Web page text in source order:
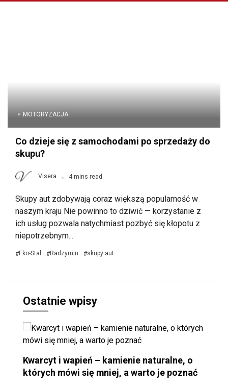
MOTORYZACJA
Co dzieje się z samochodami po sprzedaży do
skupu?
Visera 4 mins read
Skupy aut zdobywają coraz większą popularność w
naszym kraju Nie powinno to dziwić — korzystanie z
ich usług pozwala natychmiast pozbyć się kłopotu z
niepotrzebnym...
#Eko-Stal #Radzymin #skupy aut
Ostatnie wpisy
Kwarcyt i wapień – kamienie naturalne, o
których mówi się mniej, a warto je poznać